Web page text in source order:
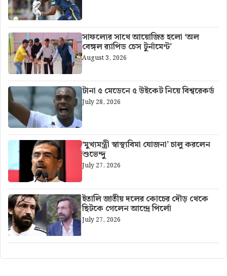
সাফল্যের সাথে আয়োজিত হলো ‘অল
বেঙ্গল র‍্যাপিড চেস টুর্নামেন্ট’
August 3, 2026
টানা ৫ মেডেনে ৫ উইকেট নিয়ে বিশ্বরেকর্ড
July 28, 2026
‘মুখ্যমন্ত্রী স্বাস্থ্যবিমা যোজনা’ চালু করলেন
শুভেন্দু
July 27, 2026
ইতালি জাতীয় দলের কোচের দৌড় থেকে
ছিটকে গেলেন আন্দ্রে পির্লো
July 27, 2026